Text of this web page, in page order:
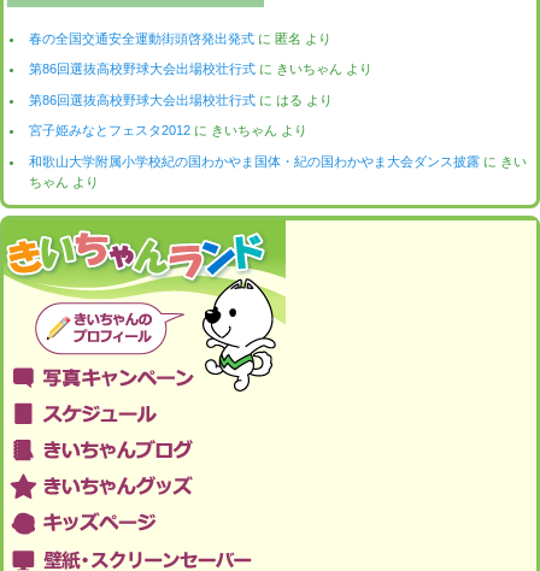
春の全国交通安全運動街頭啓発出発式 に匿名 より
第86回選抜高校野球大会出場校壮行式 に きいちゃん より
第86回選抜高校野球大会出場校壮行式 にはる より
宮子姫みなとフェスタ2012 に きいちゃん より
和歌山大学附属小学校紀の国わかやま国体・紀の国わかやま大会ダンス披露 に きい
ちゃん より